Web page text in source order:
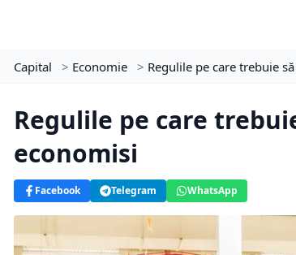
Capital > Economie > Regulile pe care trebuie
Regulile pe care
economisi
Facebook Telegram WhatsApp